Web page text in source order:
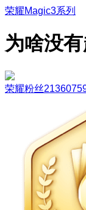
荣耀Magic3系列
为啥没
荣耀粉丝